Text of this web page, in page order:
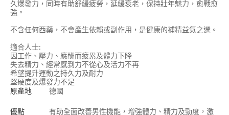
久爆發力，同時有助舒緩疲勞，延緩衰老，保持壯年魅力，愈戰愈
強。
不含任何西藥，不會產生依賴或副作用，是健康的補精益氣之選。
適合人士:
因工作、壓力、應酬而疲累及體力下降
失去精力、經常感到力不從心及活力不再
希望提升運動之持久力及耐力
堅硬度及爆發力不足
原產地
德國
優點
有助全面改善男性機能，增強體力、精力及勁度，激